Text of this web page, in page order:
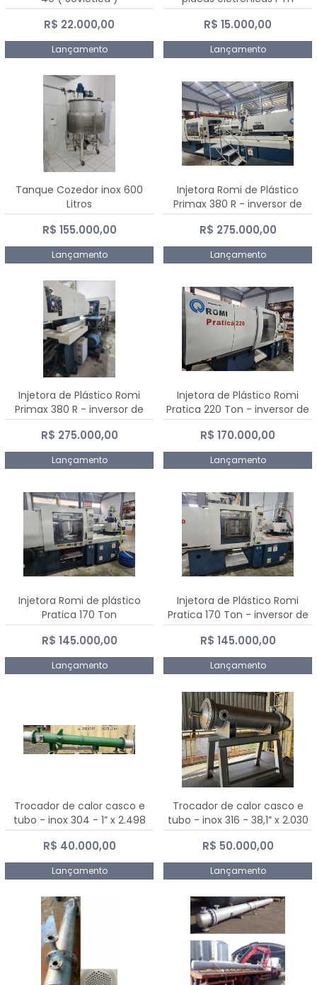
R$ 22.000,00
Lançamento
DIALSAT
R$ 15.000,00
Lançamento
Tanque Cozedor inox 600
Litros
R$ 155.000,00
Lançamento
Injetora Romi de Plástico
Primax 380 R - inversor de
frequência NR 12 - 2008
R$ 275.000,00
Lançamento
Injetora de Plástico Romi
Primax 380 R - inversor de
frequência NR 12
R$ 275.000,00
Lançamento
Injetora de Plástico Romi
Pratica 220 Ton - inversor de
frequência NR 12
R$ 170.000,00
Lançamento
Injetora Romi de plástico
Pratica 170 Ton
R$ 145.000,00
Lançamento
Injetora de Plástico Romi
Pratica 170 Ton - inversor de
frequência NR 12
R$ 145.000,00
Lançamento
Trocador de calor casco e
tubo - inox 304 - 1” x 2.498
mm
R$ 40.000,00
Lançamento
Trocador de calor casco e
tubo - inox 316 - 38,1” x 2.030
mm
R$ 50.000,00
Lançamento